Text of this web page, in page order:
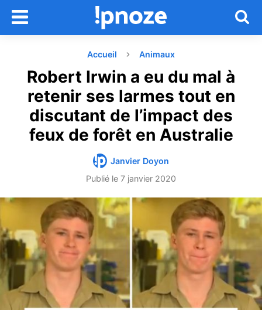
Accueil Animaux
Robert Irwin a eu du mal à
retenir ses larmes tout en
discutant de l’impact des
feux de forêt en Australie
Janvier Doyon
Publié le 7 janvier 2020